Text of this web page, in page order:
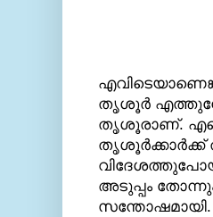
തൃശൂര്‍
തൃശൂരാണ്.
തൃശൂര്‍ക്കാര്‍ക്ക്
അടുപ്പം